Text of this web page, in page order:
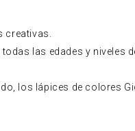
las edades y niveles
los lápices de colores